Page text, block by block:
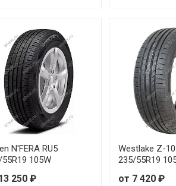
N'FERA RU5
105W
250 ₽
Westlake Z-
235/55R19
от 7 420 ₽